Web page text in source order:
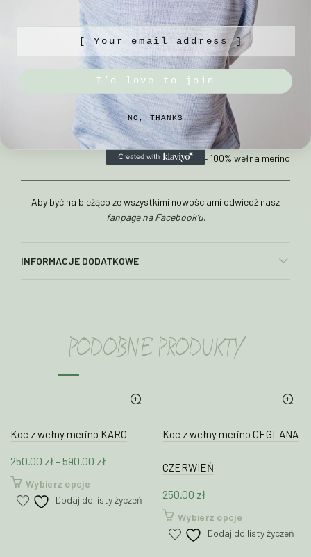
– prać ręcznie w max 30°C w płynie do wełny
– unikać gwałtownych zmian temperatur
– suszyć na płasko
– nie używać płynu do płukania
– 100% wełna merino
Aby być na bieżąco ze wszystkimi nowościami odwiedź nasz
fanpage na Facebook’u.
INFORMACJE DODATKOWE
PODOBNE PRODUKTY
Koc z wełny merino KARO
250.00 zł– 590.00 złZakres
od
Wybierz opcjeTen
produkt
Dodaj do listy życzeń
Koc z wełny merino CEGLANA
CZERWIEŃ
250.00 zł
Wybierz opcjeTen
produkt
Dodaj do listy życzeń
[ Your email address ]
I’d love to join
NO, THANKS